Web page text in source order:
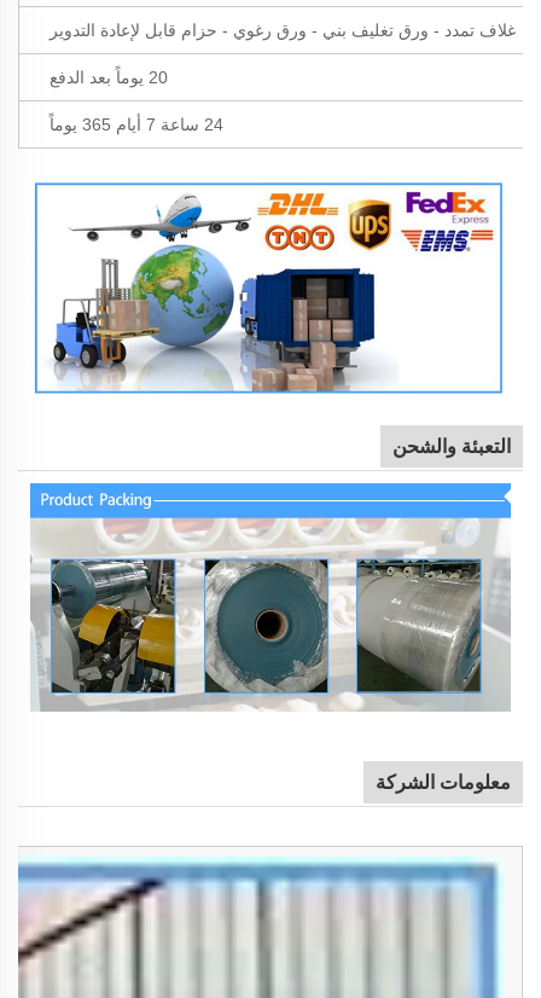
غلاف تمدد - ورق تغليف بني - ورق رغوي - حزام قابل لإعادة التدوير
20 يوماً بعد الدفع
24 ساعة 7 أيام 365 يوماً
التعبئة والشحن
معلومات الشركة